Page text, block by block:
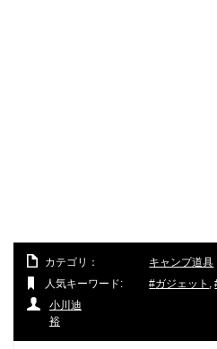
カテゴリ：
キャンプ道具
人気キーワード:
ガジェット ,
小川迪
裕